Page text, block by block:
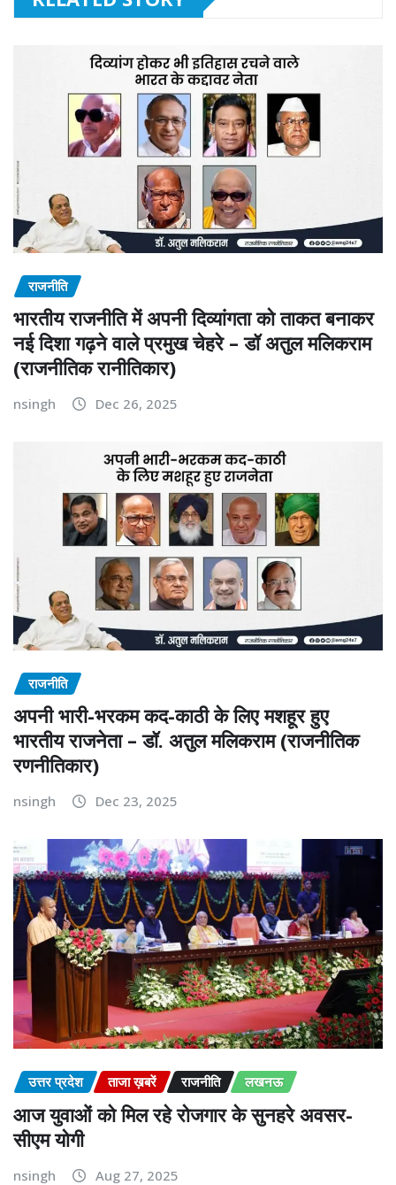
राजनीति
भारतीय राजनीति में अपनी दिव्यांगता को ताकत बनाकर
नई दिशा गढ़ने वाले प्रमुख चेहरे – डॉ अतुल मलिकराम
(राजनीतिक रानीतिकार)
nsingh Dec 26, 2025
राजनीति
अपनी भारी-भरकम कद-काठी के लिए मशहूर हुए
भारतीय राजनेता – डॉ. अतुल मलिकराम (राजनीतिक
रणनीतिकार)
nsingh Dec 23, 2025
उत्तर प्रदेश ताजा ख़बरें राजनीति लखनऊ
आज युवाओं को मिल रहे रोजगार के सुनहरे अवसर-
सीएम योगी
nsingh Aug 27, 2025